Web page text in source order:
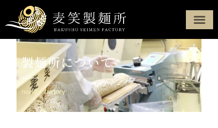
製麺所について
noodle factory